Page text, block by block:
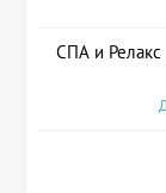
СПА и Релакс